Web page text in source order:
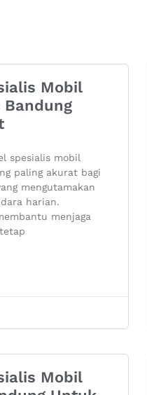
Mobil
Bandung
spesialis mobil
paling akurat bagi
mengutamakan
harian.
menjaga
Mobil